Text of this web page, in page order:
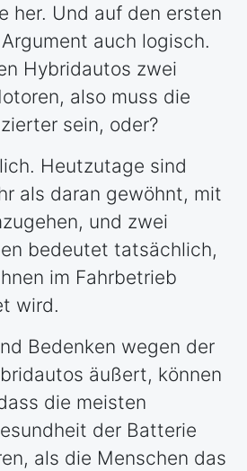
her. Und auf den ersten
auch logisch.
Hybridautos zwei
also muss die
sein, oder?
Heutzutage sind
als daran gewöhnt, mit
und zwei
bedeutet tatsächlich,
im Fahrbetrieb
wird.
Bedenken wegen der
äußert, können
die meisten
der Batterie
als die Menschen das